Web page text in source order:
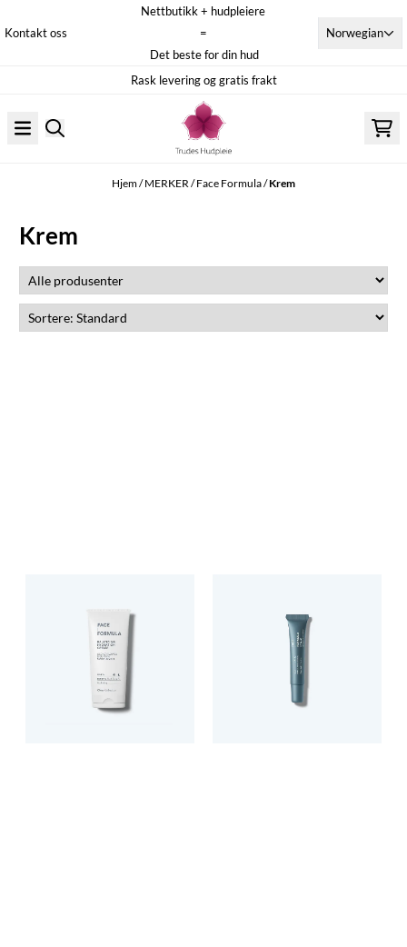
Kontakt oss
Nettbutikk + hudpleiere
=
Det beste for din hud
Norwegian
Rask levering og gratis frakt
Hjem/MERKER /Face Formula/Krem
Krem